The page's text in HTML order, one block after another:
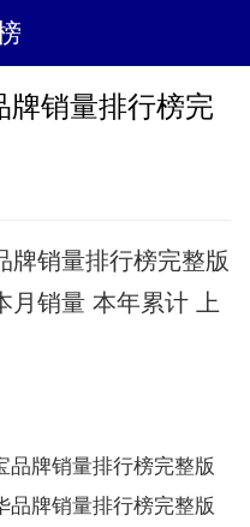
牌销量排行榜完
牌销量排行榜完整版
销量 本年累计 上
品牌销量排行榜完整版
品牌销量排行榜完整版